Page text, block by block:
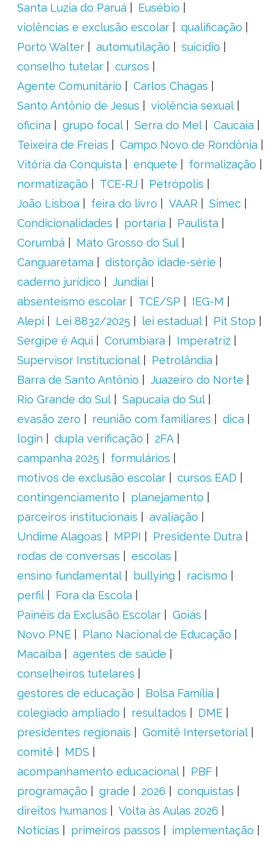
Santa Luzia do Paruá
Eusébio
violências e exclusão escolar
qualificação
Porto Walter
automutilação
suicídio
conselho tutelar
cursos
Agente Comunitário
Carlos Chagas
Santo Antônio de Jesus
violência sexual
oficina
grupo focal Serra do Mel
Caucaia
Teixeira de Freias
Campo Novo de Rondônia
Vitória da Conquista
enquete
formalização
normatização
TCE-RJ
Petrópolis
João Lisboa
feira do livro VAAR
Simec
Condicionalidades
portaria
Paulista
Corumbá
Mato Grosso do Sul
Canguaretama
distorção idade-série
caderno jurídico
Jundiaí
absenteísmo escolar
TCE/SP
IEG-M
Alepi
Lei 8832/2025 lei estadual
Pit Stop
Sergipe é Aqui
Corumbiara
Imperatriz
Supervisor Institucional
Petrolândia
Barra de Santo Antônio
Juazeiro do Norte
Rio Grande do Sul
Sapucaia do Sul
evasão zero
reunião com familiares
dica
login
dupla verificação
2FA
campanha 2025
formulários
motivos de exclusão escolar
cursos EAD
contingenciamento
planejamento
parceiros institucionais
avaliação
Undime Alagoas
MPPI
Presidente Dutra
rodas de conversas
escolas
ensino fundamental
bullying
racismo
perfil
Fora da Escola
Painéis da Exclusão Escolar
Goiás
Novo PNE
Plano Nacional de Educação
Macaíba
agentes de saúde
conselheiros tutelares
gestores de educação
Bolsa Família
colegiado ampliado
resultados
DME
presidentes regionais
Gomitê Intersetorial
comitê
MDS
acompanhamento educacional
PBF
programação
grade 2026
conquistas
direitos humanos
Volta às Aulas 2026
Notícias
primeiros passos
implementação